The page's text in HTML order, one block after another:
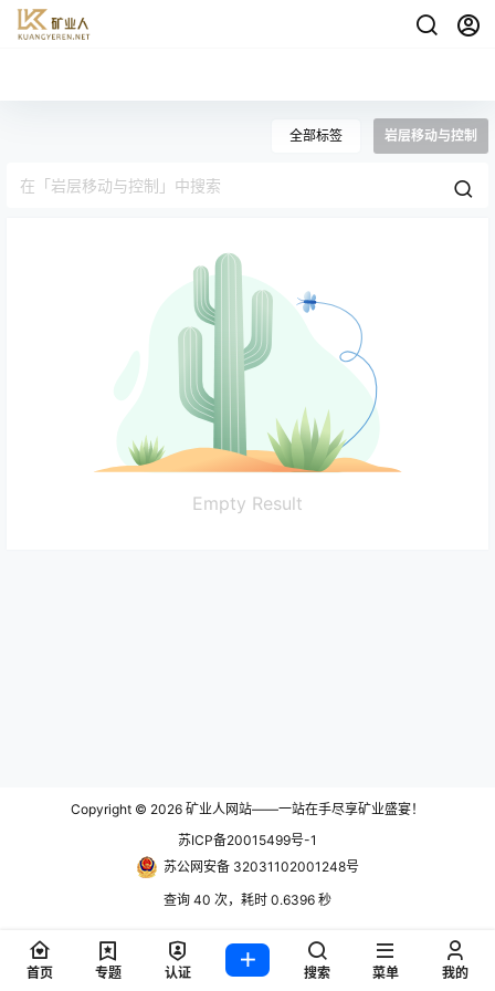
全部标签 岩层移动与控制
Empty Result
Copyright © 2026 矿业人网站——一站在手尽享矿业盛宴！
苏ICP备20015499号-1
苏公网安备 32031102001248号
查询 40 次，耗时 0.6396 秒
首页 专题 认证 搜索 菜单 我的